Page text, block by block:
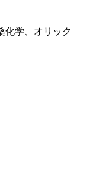
化学、オリック